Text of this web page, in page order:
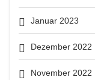
Januar 2023
Dezember 2022
November 2022